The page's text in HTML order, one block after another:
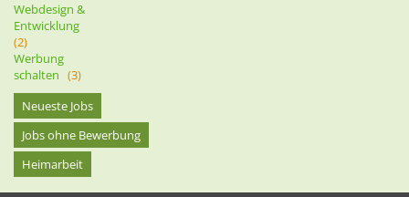
Webdesign &
Entwicklung
(2)
Werbung
schalten (3)
Neueste Jobs
Jobs ohne Bewerbung
Heimarbeit